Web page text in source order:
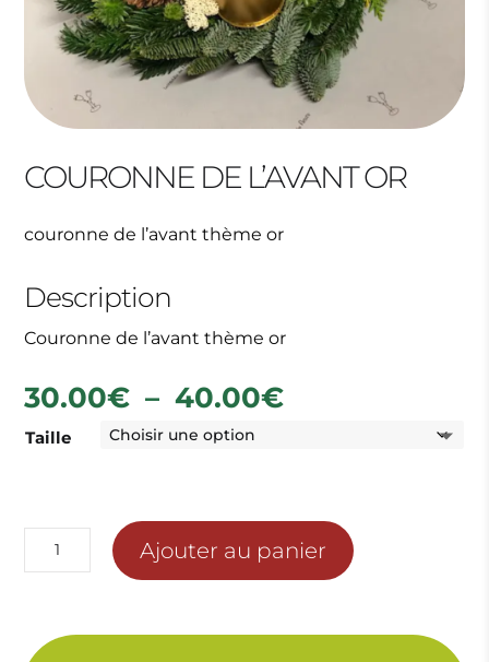
COURONNE DE L’AVANT OR
couronne de l’avant thème or
Description
Couronne de l’avant thème or
30.00€ – 40.00€Plage
40.00€
Taille
quantité
de
L'AVANT
Ajouter au panier